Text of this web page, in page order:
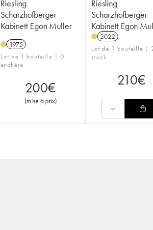
Riesling
Scharzhofberger
Kabinett Egon Muller
1975
Lot de 1 bouteille | 0
enchère
200€
(mise à prix)
Riesling
Scharzhofberger
Kabinett Egon
2022
Lot de 1 bouteille |
stock
210€